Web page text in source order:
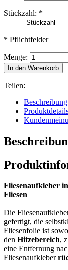
Stückzahl: *
* Pflichtfelder
Menge:
In den Warenkorb
Teilen:
Beschreibung
Produktdetails
Fliesenaufkleber
Fliesen
Die
gefertigt, die
Fliesenfolie ist
den Hitzebereich,
eine Entfernung
Fliesenaufkleber